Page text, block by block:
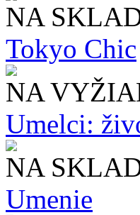
NA
Tokyo Chic
NA
Umelci:
NA
Umenie